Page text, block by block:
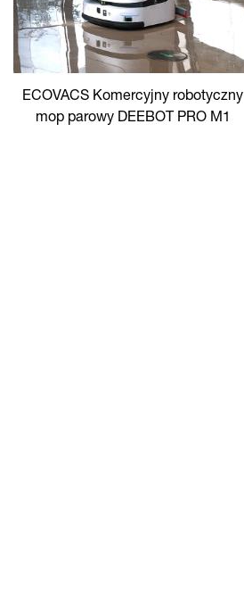
ECOVACS Komercyjny robotyczny
mop parowy DEEBOT PRO M1